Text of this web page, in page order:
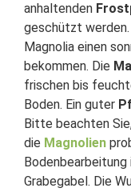
anhaltenden
geschützt
Magnolia einen
bekommen. Die
frischen bis
Boden. Ein guter
Bitte beachten
die Magnolien
Grabegabel. Die